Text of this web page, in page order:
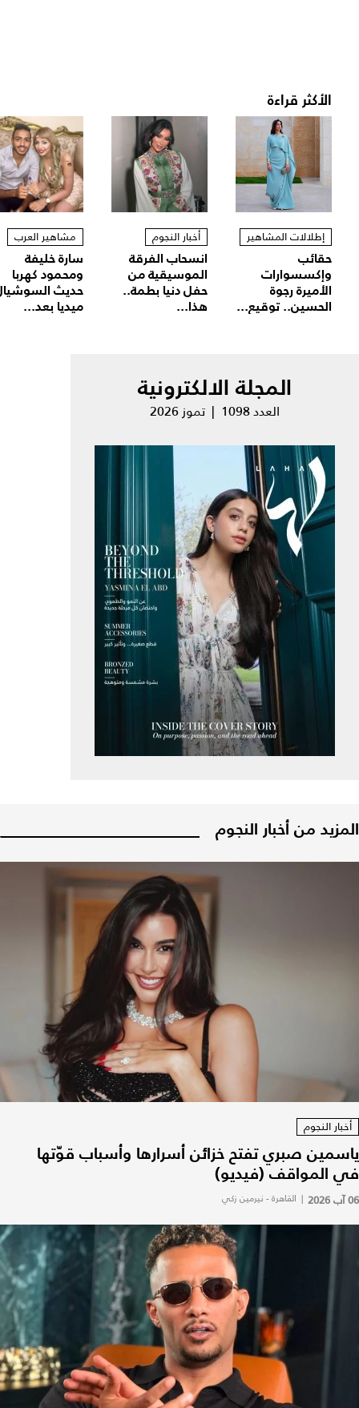
الأكثر قراءة
إطلالات المشاهير
حقائب
وإكسسوارات
الأميرة رجوة
الحسين.. توقيع...
أخبار النجوم
انسحاب الفرقة
الموسيقية من
حفل دنيا بطمة..
هذا...
مشاهير العرب
سارة خليفة
ومحمود كهربا
حديث
ميديا بعد...
المجلة الالكترونية
العدد 1098 | تموز 2026
المزيد من أخبار النجوم
أخبار النجوم
ياسمين صبري تفتح خزائن أسرارها وأسباب قوّتها
في المواقف (فيديو)
06 آب 2026 | القاهرة - نيرمين زكي